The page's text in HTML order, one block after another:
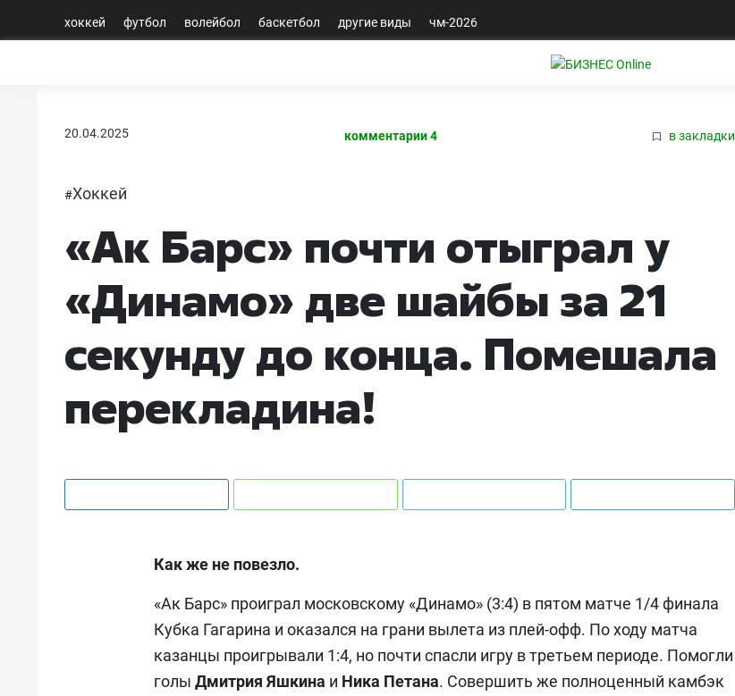
хоккей футбол волейбол баскетбол другие виды чм-2026
20.04.2025 комментарии 4 в закладки
#Хоккей
«Ак Барс» почти отыграл у
«Динамо» две шайбы за 21
секунду до конца. Помешала
перекладина!
Как же не повезло.
«Ак Барс» проиграл московскому «Динамо» (3:4) в пятом матче 1/4 финала
Кубка Гагарина и оказался на грани вылета из плей-офф. По ходу матча
казанцы проигрывали 1:4, но почти спасли игру в третьем периоде. Помогли
голы Дмитрия Яшкина и Ника Петана. Совершить же полноценный камбэк